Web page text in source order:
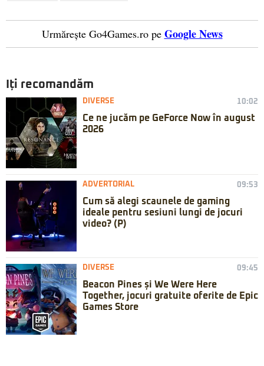
Urmărește Go4Games.ro pe Google News
Iți recomandăm
DIVERSE 10:02
Ce ne jucăm pe GeForce Now în august
2026
ADVERTORIAL 09:53
Cum să alegi scaunele de gaming
ideale pentru sesiuni lungi de jocuri
video? (P)
DIVERSE 09:45
Beacon Pines și We Were Here
Together, jocuri gratuite oferite de Epic
Games Store